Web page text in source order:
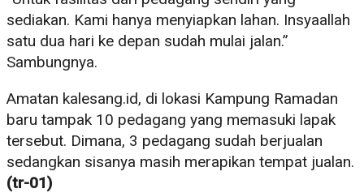
sediakan. Kami hanya menyiapkan lahan. Insyaallah
satu dua hari ke depan sudah mulai jalan.”
Sambungnya.
Amatan kalesang.id, di lokasi Kampung Ramadan
baru tampak 10 pedagang yang memasuki lapak
tersebut. Dimana, 3 pedagang sudah berjualan
sedangkan sisanya masih merapikan tempat jualan.
(tr-01)